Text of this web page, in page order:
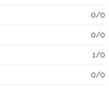
0/0
0/0
1/0
0/0